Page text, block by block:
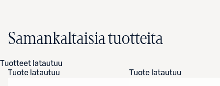
Samankaltaisia tuotteita
Tuotteet latautuu
Tuote latautuu
Tuote latautuu